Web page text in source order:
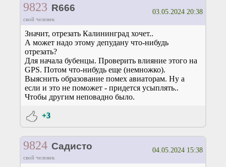
9823 R666
свой человек
03.05.2024 20:38
Значит, отрезать Калининград хочет..
А может надо этому депудану что-нибудь
отрезать?
Для начала бубенцы. Проверить влияние этого на
GPS. Потом что-нибудь еще (немножко).
Выяснить образование помех авиаторам. Ну а
если и это не поможет - придется усыплять..
Чтобы другим неповадно было.
+3
9824 Садисто
свой человек
04.05.2024 15:38